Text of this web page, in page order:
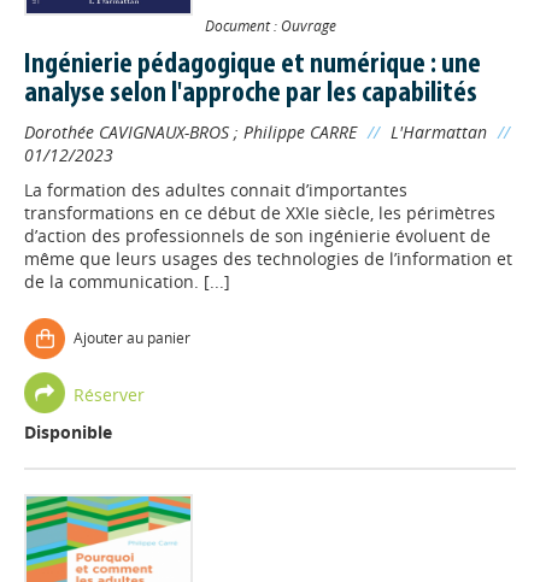
Document : Ouvrage
Ingénierie pédagogique et numérique : une
analyse selon l'approche par les capabilités
Dorothée CAVIGNAUX-BROS ; Philippe CARRE // L'Harmattan //
01/12/2023
La formation des adultes connait d’importantes
transformations en ce début de XXIe siècle, les périmètres
d’action des professionnels de son ingénierie évoluent de
même que leurs usages des technologies de l’information et
de la communication. [...]
Ajouter au panier
Réserver
Disponible